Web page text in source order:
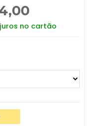
no cartão